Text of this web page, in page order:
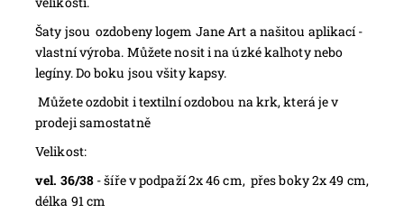
Šaty jsou ozdobeny logem Jane Art a našitou aplikací -
vlastní výroba. Můžete nosit i na úzké kalhoty nebo
legíny. Do boku jsou všity kapsy.
Můžete ozdobit i textilní ozdobou na krk, která je v
prodeji samostatně
Velikost:
vel. 36/38 - šíře v podpaží 2x 46 cm, přes boky 2x 49 cm,
délka 91 cm